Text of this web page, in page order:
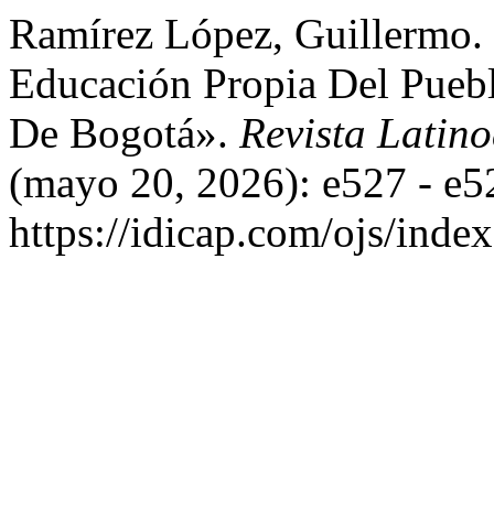
Ramírez López,
Educación Propia Del
De Bogotá». Revista
(mayo 20, 2026): e527 -
https://idicap.com/ojs/